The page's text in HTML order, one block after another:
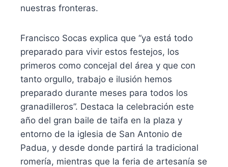
nuestras fronteras.
Francisco Socas explica que “ya está todo
preparado para vivir estos festejos, los
primeros como concejal del área y que con
tanto orgullo, trabajo e ilusión hemos
preparado durante meses para todos los
granadilleros”. Destaca la celebración este
año del gran baile de taifa en la plaza y
entorno de la iglesia de San Antonio de
Padua, y desde donde partirá la tradicional
romería, mientras que la feria de artesanía se